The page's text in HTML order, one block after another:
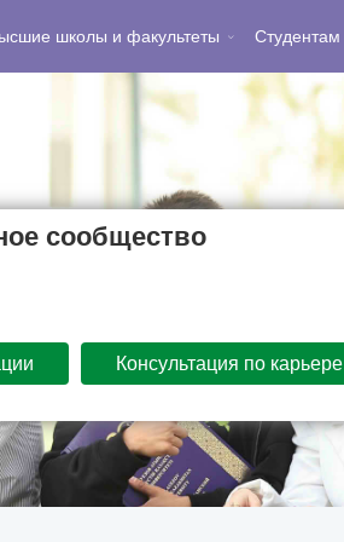
школы и факультеты Студентам
сообщество
Консультация по карьере